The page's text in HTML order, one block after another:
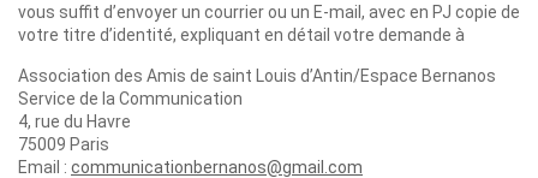
vous suffit d’envoyer un courrier ou un E-mail, avec en PJ copie de
votre titre d’identité, expliquant en détail votre demande à
Association des Amis de saint Louis d’Antin/Espace Bernanos
Service de la Communication
4, rue du Havre
75009 Paris
Email : communicationbernanos@gmail.com